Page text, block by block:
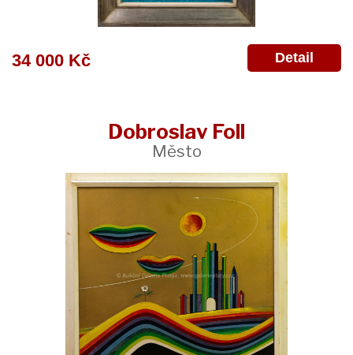
34 000 Kč Detail
Dobroslav Foll
Město